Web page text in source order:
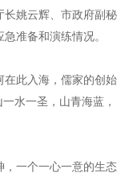
长姚云辉、市政府副秘
准备和演练情况。
在此入海，儒家的创始
水一圣，山青海蓝，
，一个一心一意的生态